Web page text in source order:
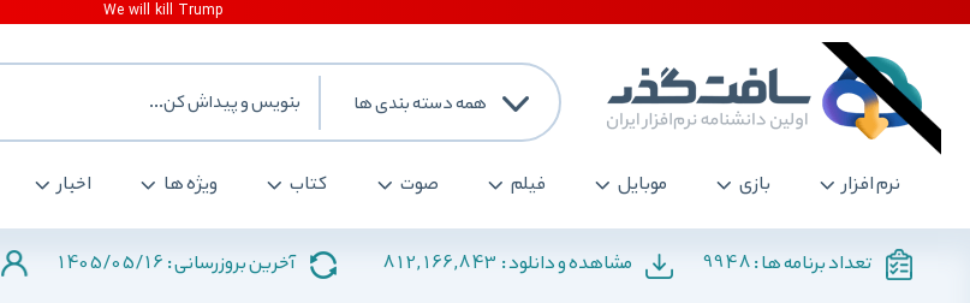
همه دسته بندی ها
نرم افزار بازی موبایل فیلم صوت کتاب ویژه ها اخبار
تعداد برنامه ها :9948 مشاهده و دانلود : 812,166,843 آخرین بروزرسانی : 1405/05/16